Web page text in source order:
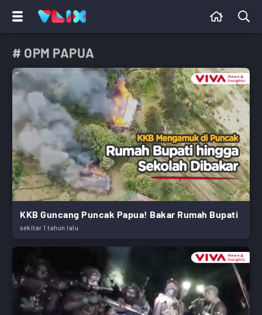
# OPM PAPUA
KKB Guncang Puncak Papua! Bakar Rumah Bupati
sekitar 1 tahun lalu